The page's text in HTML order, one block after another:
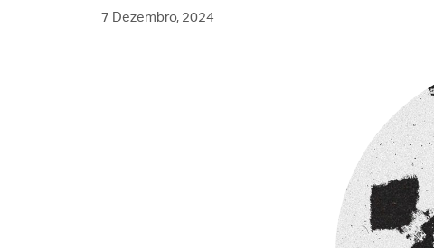
7 Dezembro, 2024